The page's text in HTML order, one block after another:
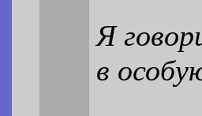
Я
в